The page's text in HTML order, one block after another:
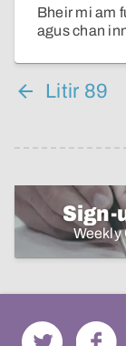
Bheir mi am
agus chan
Litir 89
Sign-
Weekly